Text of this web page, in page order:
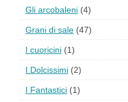
Gli arcobaleni (4)
Grani di sale (47)
I cuoricini (1)
I Dolcissimi (2)
I Fantastici (1)